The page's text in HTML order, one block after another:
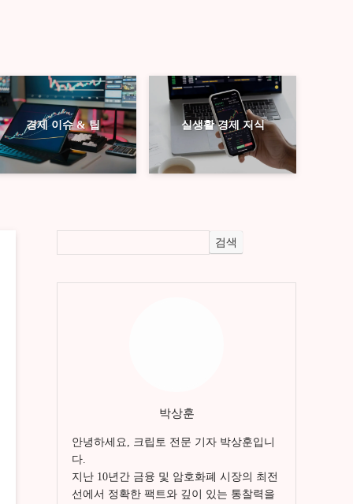
경제 이슈 & 팁 실생활 경제 지식
검색
박상훈
안녕하세요, 크립토 전문 기자 박상훈입니
다.
지난 10년간 금융 및 암호화폐 시장의 최전
선에서 정확한 팩트와 깊이 있는 통찰력을